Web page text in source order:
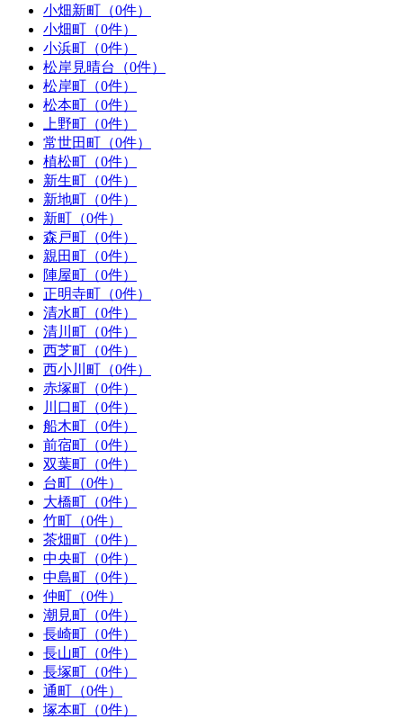
小畑新町（0件）
小畑町（0件）
小浜町（0件）
松岸見晴台（0件）
松岸町（0件）
松本町（0件）
上野町（0件）
常世田町（0件）
植松町（0件）
新生町（0件）
新地町（0件）
新町（0件）
森戸町（0件）
親田町（0件）
陣屋町（0件）
正明寺町（0件）
清水町（0件）
清川町（0件）
西芝町（0件）
西小川町（0件）
赤塚町（0件）
川口町（0件）
船木町（0件）
前宿町（0件）
双葉町（0件）
台町（0件）
大橋町（0件）
竹町（0件）
茶畑町（0件）
中央町（0件）
中島町（0件）
仲町（0件）
潮見町（0件）
長崎町（0件）
長山町（0件）
長塚町（0件）
通町（0件）
塚本町（0件）